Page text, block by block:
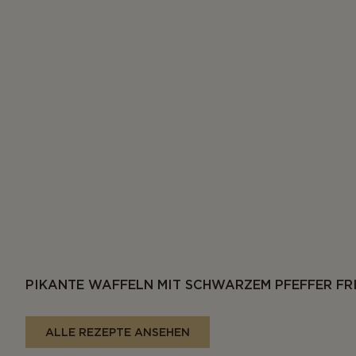
PIKANTE WAFFELN MIT SCHWARZEM PFEFFER
ALLE REZEPTE ANSEHEN